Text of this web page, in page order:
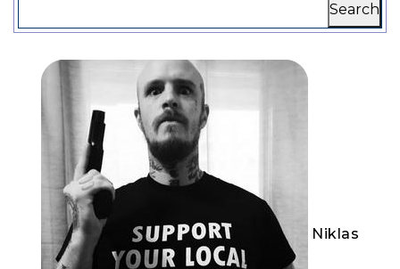
Search
Niklas